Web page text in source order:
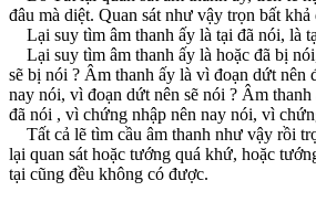
đâu mà diệt. Quan sát như vậy trọn bất khả
Lại suy tìm âm thanh ấy là tại đã nói, là
Lại suy tìm âm thanh ấy là hoặc đã bị
sẽ bị nói ? Âm thanh ấy là vì đoạn dứt nên
nay nói, vì đoạn dứt nên sẽ nói ? Âm
đã nói , vì chứng nhập nên nay nói, vì
Tất cả lẽ tìm cầu âm thanh như vậy rồi
lại quan sát hoặc tướng quá khứ, hoặc
tại cũng đều không có được.